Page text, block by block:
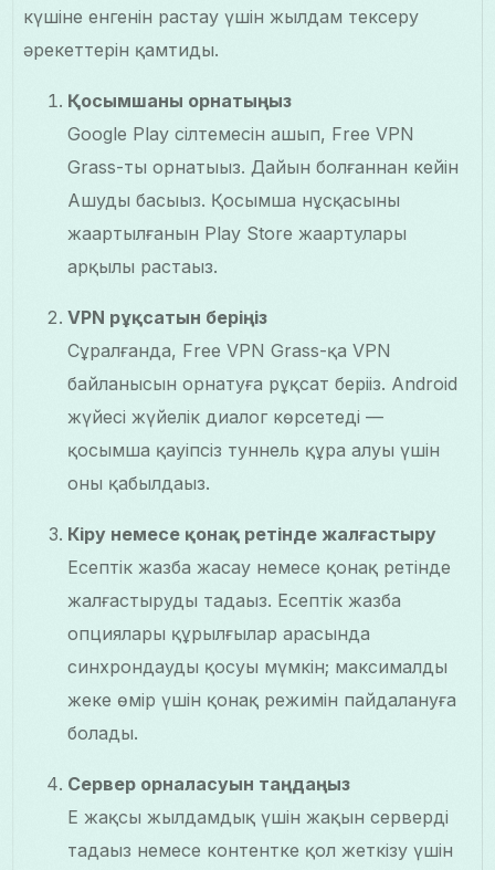
күшіне енгенін растау үшін жылдам тексеру
әрекеттерін қамтиды.
Қосымшаны орнатыңыз
Google Play сілтемесін ашып, Free VPN
Grass-ты орнатыңыз. Дайын болғаннан кейін
Ашуды басыңыз. Қосымша нұсқасының
жаңартылғанын Play Store жаңартулары
арқылы растаңыз.
VPN рұқсатын беріңіз
Сұралғанда, Free VPN Grass-қа VPN
байланысын орнатуға рұқсат беріңіз. Android
жүйесі жүйелік диалог көрсетеді —
қосымша қауіпсіз туннель құра алуы үшін
оны қабылдаңыз.
Кіру немесе қонақ ретінде жалғастыру
Есептік жазба жасау немесе қонақ ретінде
жалғастыруды таңдаңыз. Есептік жазба
опциялары құрылғылар арасында
синхрондауды қосуы мүмкін; максималды
жеке өмір үшін қонақ режимін пайдалануға
болады.
Сервер орналасуын таңдаңыз
Ең жақсы жылдамдық үшін жақын серверді
таңдаңыз немесе контентке қол жеткізу үшін